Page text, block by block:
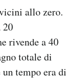
allo zero.
20
rivende a 40
totale di
tempo era di